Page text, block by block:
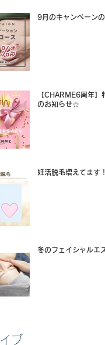
9月のキャンペーン
【CHARME6周年】
のお知らせ☆
妊活脱毛増えてます！
冬のフェイシャルエ
ブ